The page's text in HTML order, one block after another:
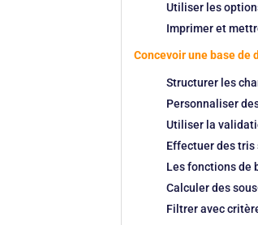
Utiliser les
Imprimer et
Concevoir une base de
Structurer les
Personnaliser
Utiliser la
Effectuer des
Les fonctions de
Calculer des
Filtrer avec